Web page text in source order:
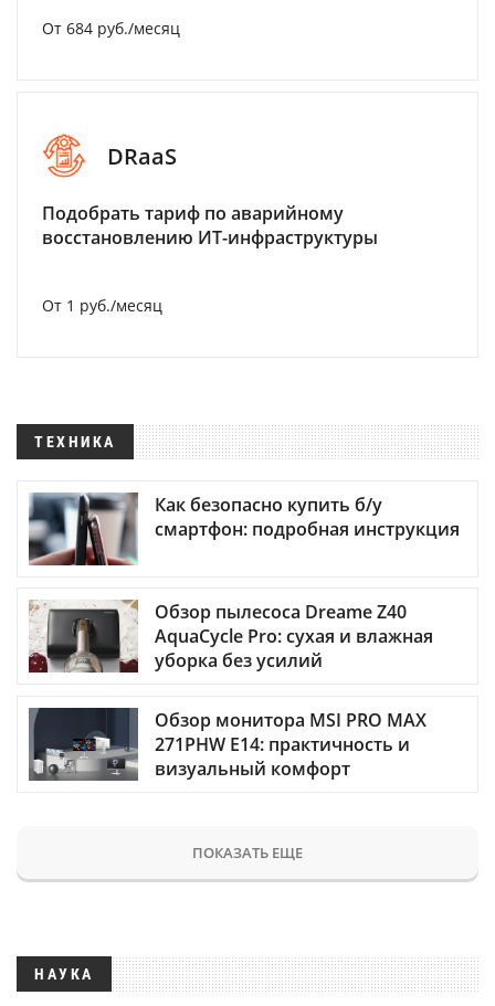
От 684 руб./месяц
DRaaS
Подобрать тариф по аварийному
восстановлению ИТ-инфраструктуры
От 1 руб./месяц
ТЕХНИКА
Как безопасно купить б/у
смартфон: подробная инструкция
Обзор пылесоса Dreame Z40
AquaCycle Pro: сухая и влажная
уборка без усилий
Обзор монитора MSI PRO MAX
271PHW E14: практичность и
визуальный комфорт
ПОКАЗАТЬ ЕЩЕ
НАУКА